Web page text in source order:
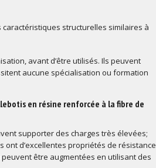
structurelles similaires à
avant d’être utilisés. Ils peuvent
aucune spécialisation ou formation
en résine renforcée à la fibre de
supporter des charges très élevées;
ont d’excellentes propriétés de résistance
être augmentées en utilisant des